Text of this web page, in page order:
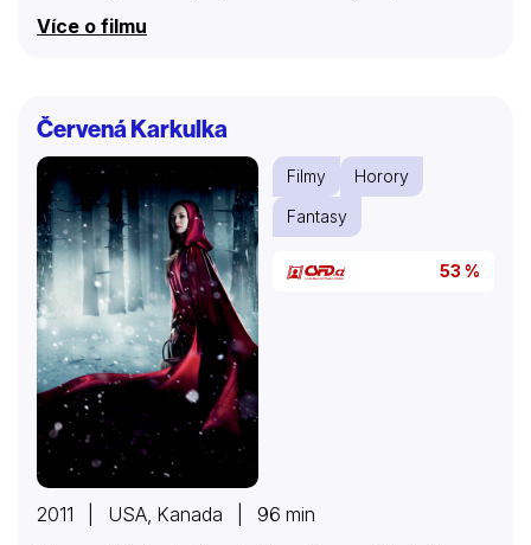
snaze získat dostatek peněz na nový život daleko od
nevynesla, takže když se jim donese informace o
slepci (Stephen Lang), žijícím o samotě v opuštěné
čtvrti, v jehož domě se údajně ukrývá velké
bohatství, souhlasí všichni tři s tím, že se pokusí o
svou největší a poslední…
Více o filmu
Červená Karkulka
Filmy
Horory
Fantasy
53 %
2011 | USA, Kanada | 96 min